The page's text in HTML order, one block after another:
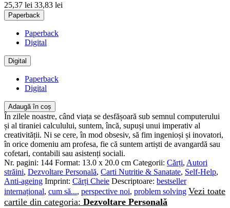
25,37 lei 33,83 lei
Paperback
Paperback
Digital
Digital
Paperback
Digital
Adaugă în coș
În zilele noastre, când viața se desfășoară sub semnul computerului
și al tiraniei calculului, suntem, încă, supuși unui imperativ al
creativității. Ni se cere, în mod obsesiv, să fim ingenioși și inovatori,
în orice domeniu am profesa, fie că suntem artiști de avangardă sau
cofetari, contabili sau asistenți sociali.
Nr. pagini: 144 Format: 13.0 x 20.0 cm Categorii: Cărți, Autori
străini, Dezvoltare Personală, Carti Nutritie & Sanatate, Self-Help,
Anti-ageing Imprint: Cărți Cheie Descriptoare: bestseller
internațional, cum să..., perspective noi, problem solving Vezi toate
cartile din categoria: Dezvoltare Personală